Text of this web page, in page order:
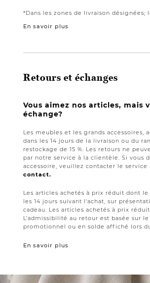
*Dans les zones de livraison désignées;
En savoir plus
Retours et échanges
Vous aimez nos articles, mais
échange?
Les meubles et les grands
dans les 14 jours de la livraison ou du
restockage de 15 %. Les retours ne
par notre service à la clientèle. Si vous
accessoire, veuillez contacter le
contact.
Les articles achetés à prix réduit dont
les 14 jours suivant l'achat, sur
cadeau. Les articles achetés à prix
L’admissibilité au retour est basée sur
promotionnel ou en solde affiché lors
En savoir plus